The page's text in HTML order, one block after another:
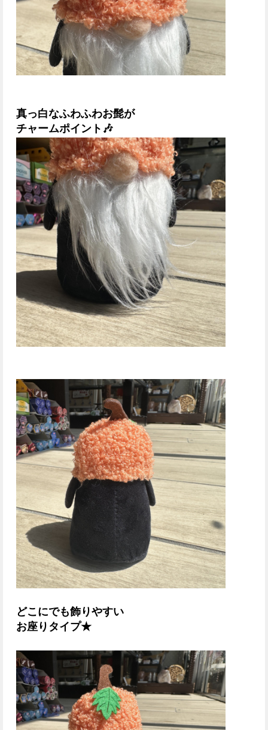
真っ白なふわふわお髭が
チャームポイント🎶
どこにでも飾りやすい
お座りタイプ★